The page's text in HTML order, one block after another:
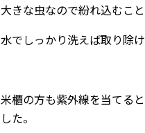
大きな虫なので紛れ込むこ
水でしっかり洗えば取り除け
米櫃の方も紫外線を当てる
した。